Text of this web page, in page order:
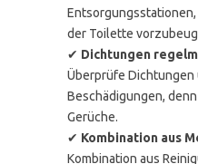
der Toilette
✔ Dichtungen
Überprüfe
Beschädigungen,
Gerüche.
✔ Kombination aus
Kombination aus